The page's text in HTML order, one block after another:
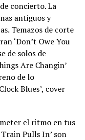
concierto. La
antiguos y
Temazos de corte
‘Don’t Owe You
de solos de
Are Changin’
de lo
Blues’, cover
el ritmo en tus
Pulls In’ son